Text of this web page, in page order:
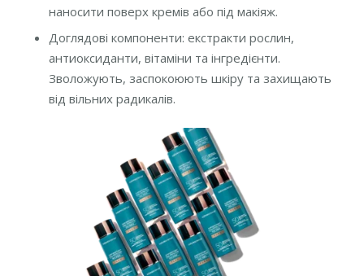
наносити поверх кремів або під макіяж.
Доглядові компоненти: екстракти рослин,
антиоксиданти, вітаміни та інгредієнти.
Зволожують, заспокоюють шкіру та захищають
від вільних радикалів.